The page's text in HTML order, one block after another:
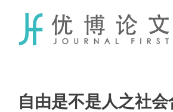
content
自由是不是人之社